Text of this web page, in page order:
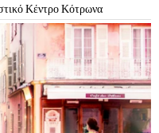
Κέντρο Κότρωνα